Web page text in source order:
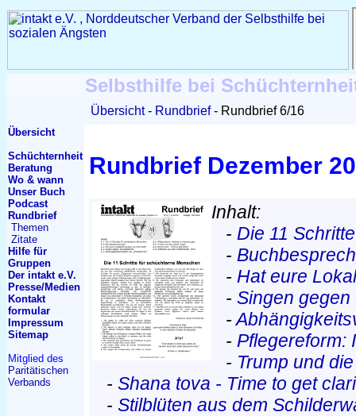
Selbsthilfe bei
Übersicht Rundbrief Rundbrief 6/16
Übersicht
Schüchternheit
Beratung
Wo & wann
Unser Buch
Podcast
Rundbrief
Themen
Zitate
Hilfe für
Gruppen
Der intakt e.V.
Presse/Medien
Kontakt
formular
Impressum
Sitemap
Mitglied des
Paritätischen
Verbands
Rundbrief Dezember
Inhalt:
- Die 11
-
- Hat eure
- Singen
-
- Pflegereform:
- Trump und
- Shana tova - Time to get
- Stilblüten aus dem